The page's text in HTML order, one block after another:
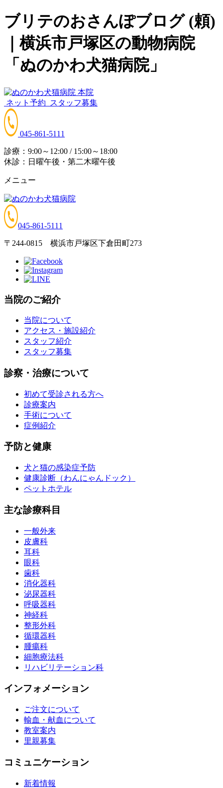
ブリテのおさんぽブログ (頼)
｜横浜市戸塚区の動物病院
「ぬのかわ犬猫病院」
ネット予約 スタッフ募集
045-861-5111
診療：9:00～12:00 / 15:00～18:00
休診：日曜午後・第二木曜午後
メニュー
045-861-5111
〒244-0815 横浜市戸塚区下倉田町273
当院のご紹介
当院について
アクセス・施設紹介
スタッフ紹介
スタッフ募集
診察・治療について
初めて受診される方へ
診療案内
手術について
症例紹介
予防と健康
犬と猫の感染症予防
健康診断（わんにゃんドック）
ペットホテル
主な診療科目
一般外来
皮膚科
耳科
眼科
歯科
消化器科
泌尿器科
呼吸器科
神経科
整形外科
循環器科
腫瘍科
細胞療法科
リハビリテーション科
インフォメーション
ご注文について
輸血・献血について
教室案内
里親募集
コミュニケーション
新着情報